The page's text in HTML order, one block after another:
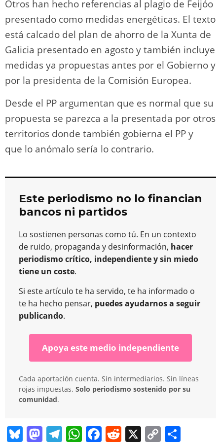
Otros han hecho referencias al plagio de Feijóo
presentado como medidas energéticas. El texto
está calcado del plan de ahorro de la Xunta de
Galicia presentado en agosto y también incluye
medidas ya propuestas antes por el Gobierno y
por la presidenta de la Comisión Europea.
Desde el PP argumentan que es normal que su
propuesta se parezca a la presentada por otros
territorios donde también gobierna el PP y
que lo anómalo sería lo contrario.
Este periodismo no lo financian
bancos ni partidos
Lo sostienen personas como tú. En un contexto
de ruido, propaganda y desinformación, hacer
periodismo crítico, independiente y sin miedo
tiene un coste.
Si este artículo te ha servido, te ha informado o
te ha hecho pensar, puedes ayudarnos a seguir
publicando.
Apoya este medio independiente
Cada aportación cuenta. Sin intermediarios. Sin líneas
rojas impuestas. Solo periodismo sostenido por su
comunidad.
Bl M T
W F
R
X
C